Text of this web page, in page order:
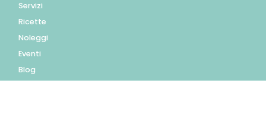
Servizi
Ricette
Noleggi
Eventi
Blog